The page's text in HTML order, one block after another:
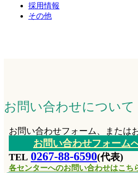
採用情報
その他
お問い合わせについて
お問い合わせフォーム、または
お問い合わせフォーム
TEL 0267-88-6590(代表)
各センターへのお問い合わせはこち